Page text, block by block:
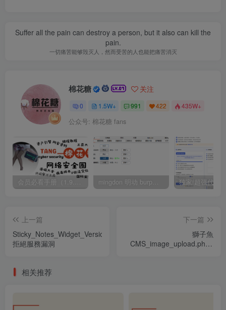
Suffer all the pain can destroy a person, but it also can kill the
pain.
一切痛苦能够毁灭人，然而受苦的人也能把痛苦消灭
棉花糖 关注
0 1.5W+ 991 422 435W+
公众号: 棉花糖 fans
会员必看手册（1.9.0版本 26.4.5更新） mingdon 明动 burp插件0.2.6版本 本地时间校验去除版
上一篇
Sticky_Notes_Widget_Version_3.0.6_
拒絕服務漏洞
下一篇
獅子魚
CMS_image_upload.php_
相关推荐